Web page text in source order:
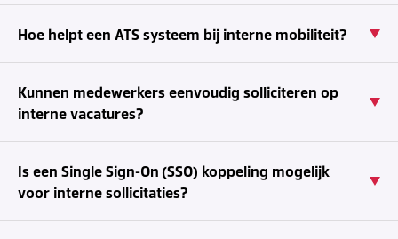
Hoe helpt een ATS systeem bij interne mobiliteit?
Kunnen medewerkers eenvoudig solliciteren op
interne vacatures?
Is een Single Sign-On (SSO) koppeling mogelijk
voor interne sollicitaties?